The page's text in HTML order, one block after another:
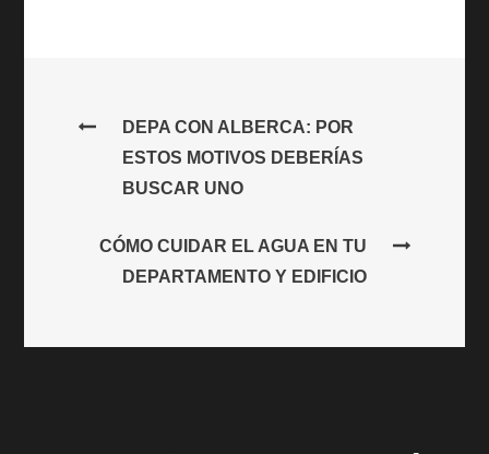
Navegación
de
entradas
DEPA CON ALBERCA: POR
ESTOS MOTIVOS DEBERÍAS
BUSCAR UNO
CÓMO CUIDAR EL AGUA EN TU
DEPARTAMENTO Y EDIFICIO